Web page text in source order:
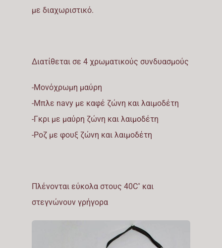
με διαχωριστικό.
Διατίθεται σε 4 χρωματικούς συνδυασμούς
-Μονόχρωμη μαύρη
-Μπλε navy με καφέ ζώνη και λαιμοδέτη
-Γκρι με μαύρη ζώνη και λαιμοδέτη
-Ροζ με φουξ ζώνη και λαιμοδέτη
Πλένονται εύκολα στους 40C˚ και
στεγνώνουν γρήγορα